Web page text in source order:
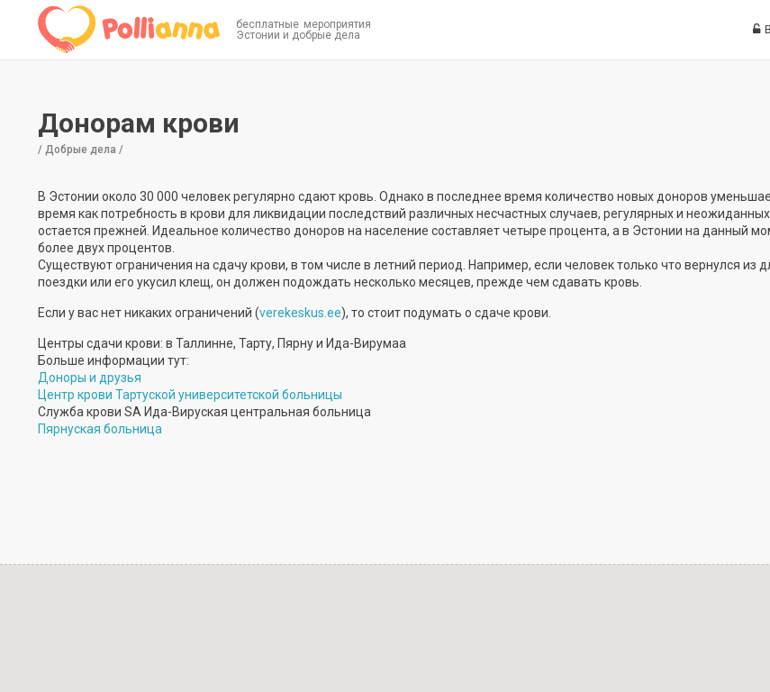
бесплатные мероприятия
Эстонии и добрые дела
Донорам крови
/ Добрые дела /
В Эстонии около 30 000 человек регулярно сдают кровь. Однако в последнее время количество новых доноров
время как потребность в крови для ликвидации последствий различных несчастных случаев, регулярных и
остается прежней. Идеальное количество доноров на население составляет четыре процента, а в Эстонии на данный
более двух процентов.
Существуют ограничения на сдачу крови, в том числе в летний период. Например, если человек только что вернулся из
поездки или его укусил клещ, он должен подождать несколько месяцев, прежде чем сдавать кровь.
Если у вас нет никаких ограничений (verekeskus.ee), то стоит подумать о сдаче крови.
Центры сдачи крови: в Таллинне, Тарту, Пярну и Ида-Вирумаа
Больше информации тут:
Доноры и друзья
Центр крови Тартуской университетской больницы
Служба крови SA Ида-Вируская центральная больница
Пярнуская больница